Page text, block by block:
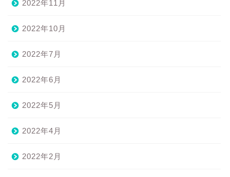
2022年11月
2022年10月
2022年7月
2022年6月
2022年5月
2022年4月
2022年2月